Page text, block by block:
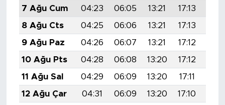
7 Ağu Cum
04:23 06:05 13:21 17:13
8 Ağu Cts
04:25 06:06 13:21 17:13
9 Ağu Paz
04:26 06:07 13:21 17:12
10 Ağu Pts
04:28 06:08 13:20 17:12
11 Ağu Sal
04:29 06:09 13:20 17:11
12 Ağu Çar
04:31 06:09 13:20 17:10